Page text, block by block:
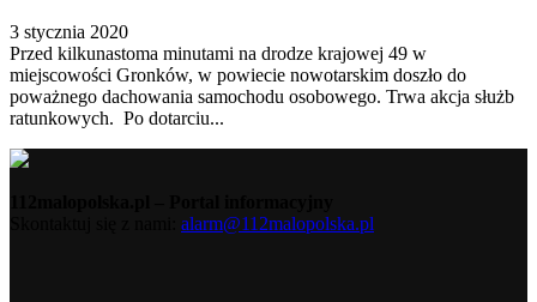
3 stycznia 2020
Przed kilkunastoma minutami na drodze krajowej 49 w
miejscowości Gronków, w powiecie nowotarskim doszło do
poważnego dachowania samochodu osobowego. Trwa akcja służb
ratunkowych. Po dotarciu...
alarm@112malopolska.pl